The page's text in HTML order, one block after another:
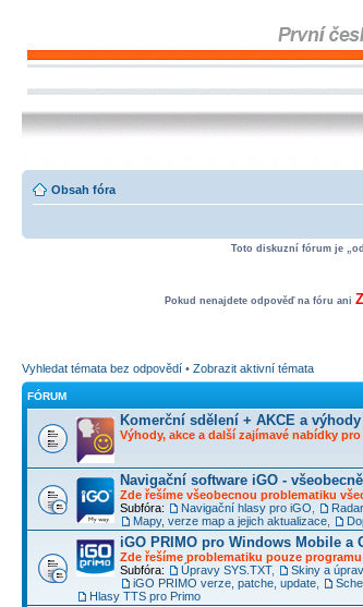
Obsah fóra
Toto diskuzní fórum je
Pokud nenajdete odpověď na fóru ani
Vyhledat témata bez odpovědí • Zobrazit aktivní témata
FÓRUM
Komerční sdělení + AKCE a
Výhody, akce a další zajímavé nabídky
Navigační software iGO - všeobecně
Zde řešíme všeobecnou problematiku
Subfóra:
Navigační hlasy pro iGO
Mapy, verze map a jejich aktualizace
iGO PRIMO pro Windows Mobile a
Zde řešíme problematiku pouze
Subfóra:
Úpravy SYS.TXT, Skiny a
iGO PRIMO verze, patche, update
Hlasy TTS pro Primo